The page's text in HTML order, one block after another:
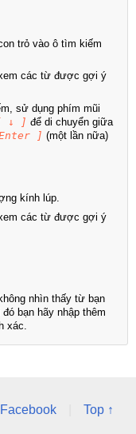
trỏ vào ô tìm kiếm
các từ được gợi ý
sử dụng phím mũi
↓ ] để di chuyển giữa
] (một lần nữa)
kính lúp.
các từ được gợi ý
nhìn thấy từ bạn
bạn hãy nhập thêm
xác.
Facebook Top ↑